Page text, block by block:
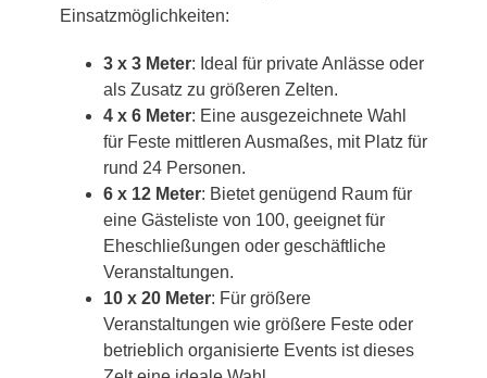
Einsatzmöglichkeiten:
3 x 3 Meter: Ideal für private Anlässe oder
als Zusatz zu größeren Zelten.
4 x 6 Meter: Eine ausgezeichnete Wahl
für Feste mittleren Ausmaßes, mit Platz für
rund 24 Personen.
6 x 12 Meter: Bietet genügend Raum für
eine Gästeliste von 100, geeignet für
Eheschließungen oder geschäftliche
Veranstaltungen.
10 x 20 Meter: Für größere
Veranstaltungen wie größere Feste oder
betrieblich organisierte Events ist dieses